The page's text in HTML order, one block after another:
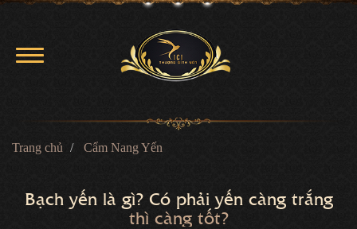
Trang chủ Cẩm Nang Yến
Bạch yến là gì? Có phải yến càng trắng
thì càng tốt?